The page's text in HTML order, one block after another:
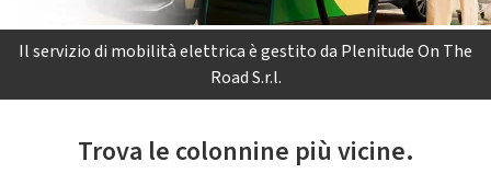
Il servizio di mobilità elettrica è gestito da Plenitude On The
Road S.r.l.
Trova le colonnine più vicine.